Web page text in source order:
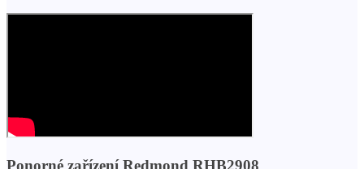
Ponorné zařízení Redmond RHB2908